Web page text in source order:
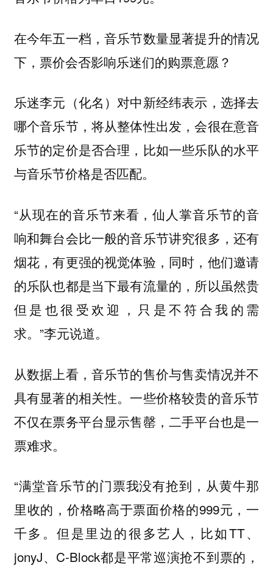
在今年五一档，音乐节数量显著提升的情况
下，票价会否影响乐迷们的购票意愿？
乐迷李元（化名）对中新经纬表示， 选择去
哪个音乐节，将从整体性出发，会很在意音
乐节的定价是否合理，比如一些乐队的水平
与音乐节价格是否匹配。
“从现在的音乐节来看，仙人掌音乐节的音
响和舞台会比一般的音乐节讲究很多，还有
烟花，有更强的视觉体验，同时，他们邀请
的乐队也都是当下最有流量的，所以虽然贵
但是也很受欢迎，只是不符合我的需
求。”李元说道。
从数据上看，音乐节的售价与售卖情况并不
具有显著的相关性。一些价格较贵的音乐节
不仅在票务平台显示售罄，二手平台也是一
票难求。
“满堂音乐节的门票我没有抢到，从黄牛那
里收的，价格略高于票面价格的999元，一
千多。但是里边的很多艺人，比如TT、
jonyJ、C-Block都是平常巡演抢不到票的，